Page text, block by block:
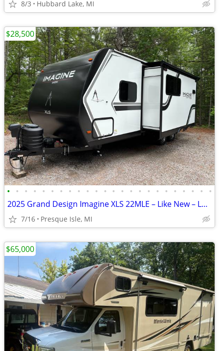
8/3 Hubbard Lake, MI
• • • • • • • • • • • • • • • • • • • • • • • •
2025 Grand Design Imagine XLS 22MLE – Like New – Loaded with Upgrades
7/16 Presque Isle, MI
$28,500
$65,000